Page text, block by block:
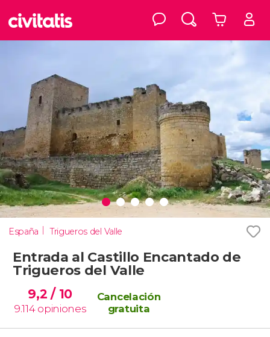
España Trigueros del Valle
Entrada al Castillo Encantado de
Trigueros del Valle
9,2/ 10
9.114 opiniones
Cancelación
gratuita